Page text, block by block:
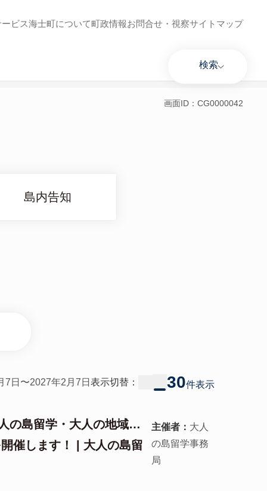
ビス海士町について町政情報お問合せ・視察サイトマップ
検索
画面ID：CG0000042
島内告知
7日〜2027年2月7日 表示切替： 30件表示
の島留学・大人の地域留
催します！ | 大人の島留
主催者： 大人
の島留学事務
局